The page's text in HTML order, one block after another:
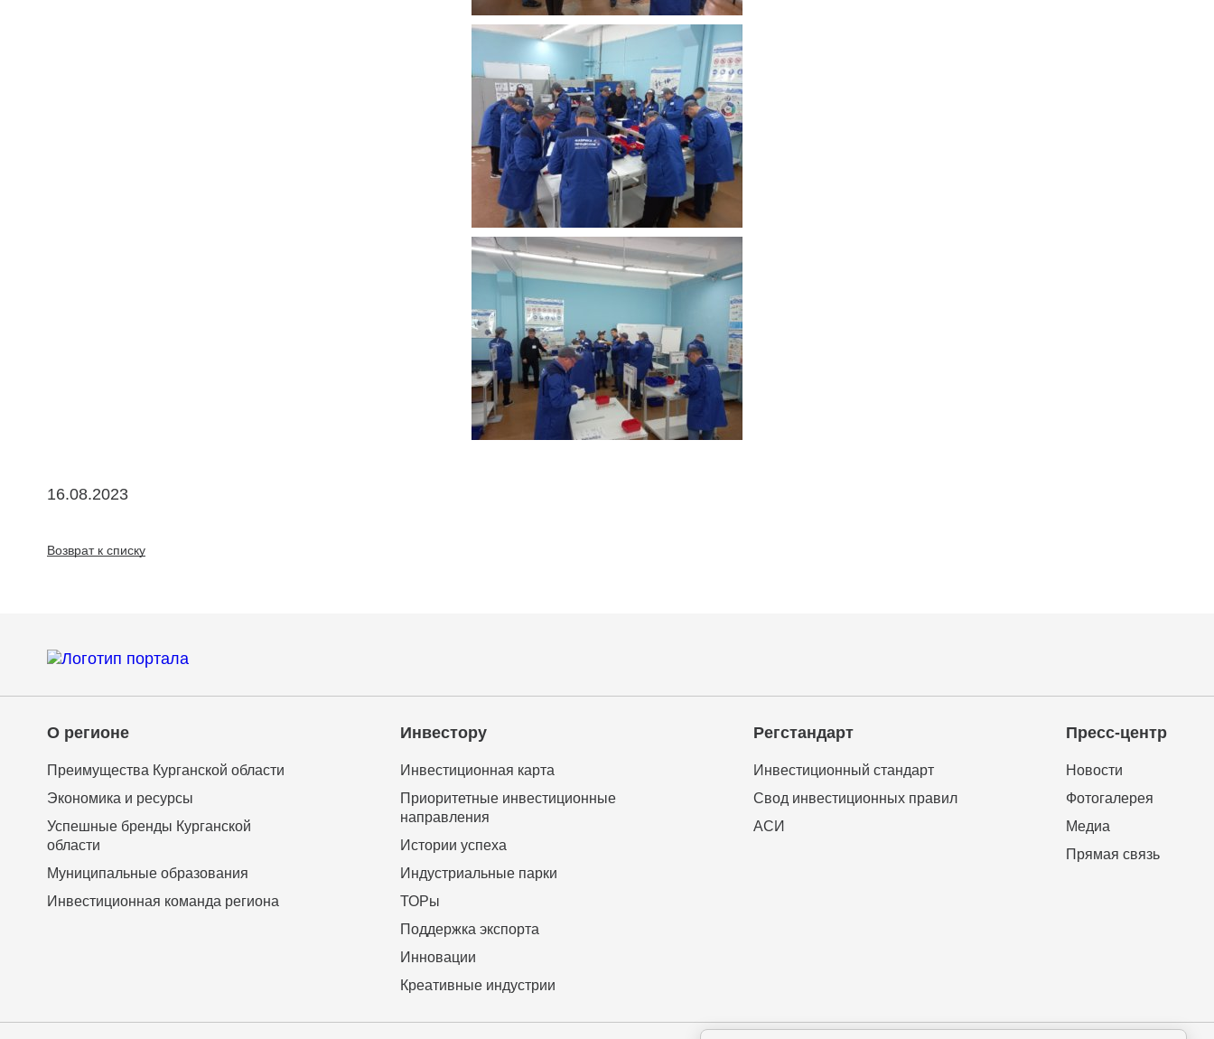
16.08.2023
Возврат к списку
О регионе
Преимущества Курганской области
Экономика и ресурсы
Успешные бренды Курганской
области
Муниципальные образования
Инвестиционная команда региона
Инвестору
Инвестиционная карта
Приоритетные инвестиционные
направления
Истории успеха
Индустриальные парки
ТОРы
Поддержка экспорта
Инновации
Креативные индустрии
Регстандарт
Инвестиционный стандарт
Свод инвестиционных правил
АСИ
Пресс-центр
Новости
Фотогалерея
Медиа
Прямая связь